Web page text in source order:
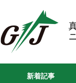
新着記事